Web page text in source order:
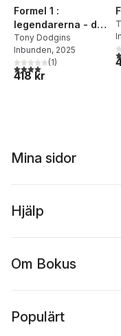
Formel 1 :
legendarerna - de
främsta förarna i F1
Tony Dodgins
Inbunden, 2025
4,0utav 5 stjärnor. Totalt
(1)
418 kr
Mina sidor
Hjälp
Om Bokus
Populärt